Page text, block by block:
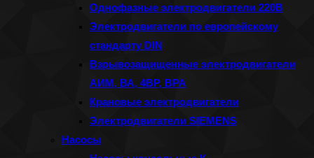
Однофазные электродвигатели 220В
Электродвигатели по европейскому
стандарту DIN
Взрывозащищенные электродвигатели
АИМ, ВА, 4ВР, ВРА
Крановые электродвигатели
Электродвигатели SIEMENS
Насосы